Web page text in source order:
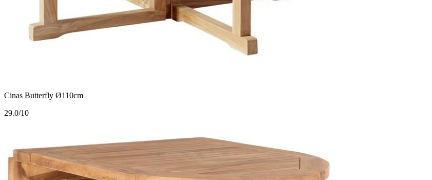
Cinas Butterfly Ø110cm
29.0/10